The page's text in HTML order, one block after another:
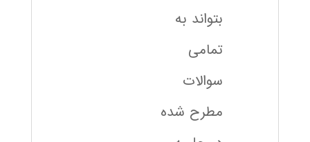
بتواند به
تمامی
سوالات
مطرح شده